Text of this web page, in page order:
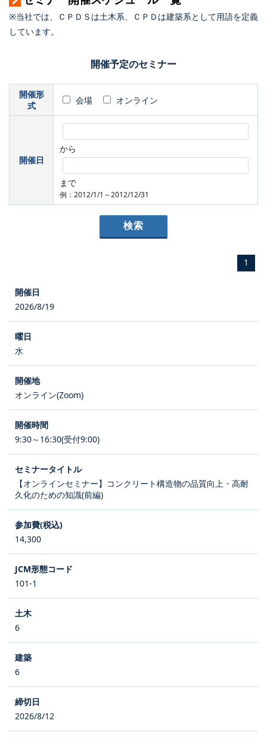
※当社では、ＣＰＤＳは土木系、ＣＰＤは建築系として用語を定義
しています。
開催予定のセミナー
開催形
式
会場 オンライン
開催日
から
まで
例：2012/1/1～2012/12/31
1
2026/8/19
水
オンライン(Zoom)
9:30～16:30(受付9:00)
【オンラインセミナー】コンクリート構造物の品質向上・高耐
久化のための知識(前編)
14,300
101-1
6
6
2026/8/12